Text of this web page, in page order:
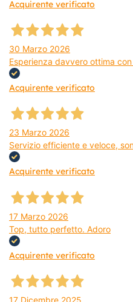
Acquirente verificato
30 Marzo 2026
Esperienza davvero ottima
Acquirente verificato
23 Marzo 2026
Servizio efficiente e veloce,
Acquirente verificato
17 Marzo 2026
Top, tutto perfetto. Adoro
Acquirente verificato